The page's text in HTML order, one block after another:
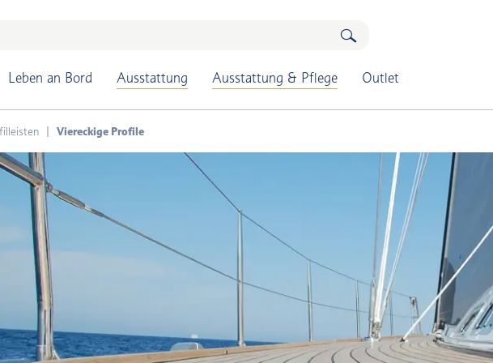
Leben an Bord Ausstattung Ausstattung & Pflege Outlet
Viereckige Profile